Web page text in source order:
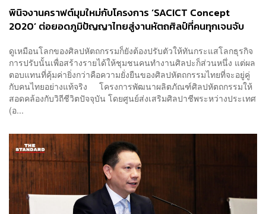
พินิจงานคราฟต์มุมใหม่กับโครงการ ‘SACICT Concept
2020’ ต่อยอดภูมิปัญญาไทยสู่งานหัตถศิลป์ที่คนทุกเจนจับ
ดูเหมือนโลกของศิลปหัตถกรรมก็ยังต้องปรับตัวให้ทันกระแสโลกธุรกิจ
การปรับนั้นเพื่อสร้างรายได้ให้ชุมชนคนทำงานศิลปะก็ส่วนหนึ่ง แต่ผล
ตอบแทนที่คุ้มค่ายิ่งกว่าคือความยั่งยืนของศิลปหัตถกรรมไทยที่จะอยู่คู่
กับคนไทยอย่างแท้จริง โครงการพัฒนาผลิตภัณฑ์ศิลปหัตถกรรมให้
สอดคล้องกับวิถีชีวิตปัจจุบัน โดยศูนย์ส่งเสริมศิลปาชีพระหว่างประเทศ
(อ...